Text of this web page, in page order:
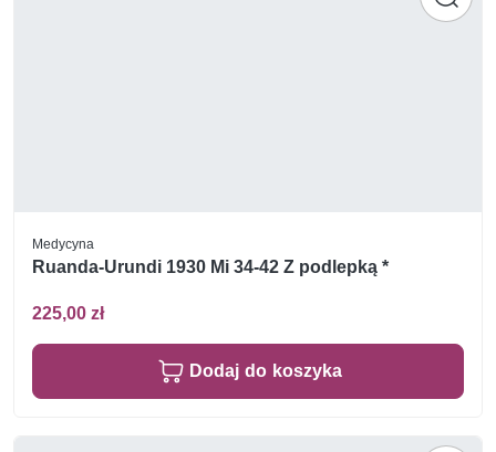
Medycyna
Ruanda-Urundi 1930 Mi 34-42 Z podlepką *
225,00 zł
Dodaj do koszyka